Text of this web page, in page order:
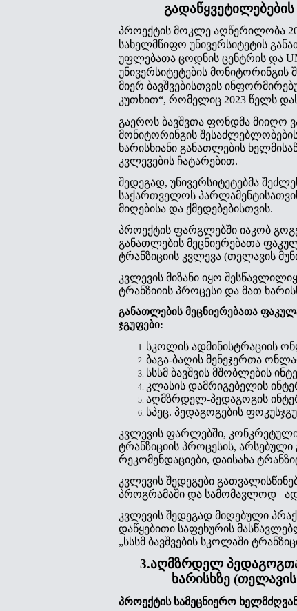
პროექტის მოკლე აღწერილობა
სახელმწიფო უნივერსიტეტის
უფლებათა ცოდნის ცენტრის და
უნივერსიტეტების
მიერ ბავშვებისთვის
კუთხით“, რომელიც 2023 წელს
გაეროს ბავშვთა ფონდმა მიიღო
მონიტორინგის
ხარისხიანი განათლების
კვლევების ჩატარებით.
შედეგად, უნივერსიტეტებმა
საქართველოს
მიღებისა და ქმედებებისთვის.
პროექტის ფარგლებში იაკობ
განათლების მეცნიერებათა
ტრანზიციის კვლევა (თელავის
კვლევის მიზანი იყო
ტრანზიიის პროცესი და მათ
განათლების მეცნიერებათა
ჯგუფები:
სკოლის ადმინისტრაციის
ბაგა-ბაღის მენეჯერთა
სსსმ ბავშვის მშობლების
კლასის დამრიგებელის
აღმზრდელ-პედაგოგის
სპეც. პედაგოგების
კვლევის ფარლებში, კონკრეტული
ტრანზიციის პროცესის, არსებული
რეკომენდაციები, დაისახა
კვლევის შედეგები
პროგრამაში და სამომავლოდ_
კვლევის შედეგად მიღებული
დაწყებითი საფეხურის
„სსსმ ბავშვების სკოლაში
3.აღმზრდელ
ხარისხზე
პროექტის სამეცნიერო